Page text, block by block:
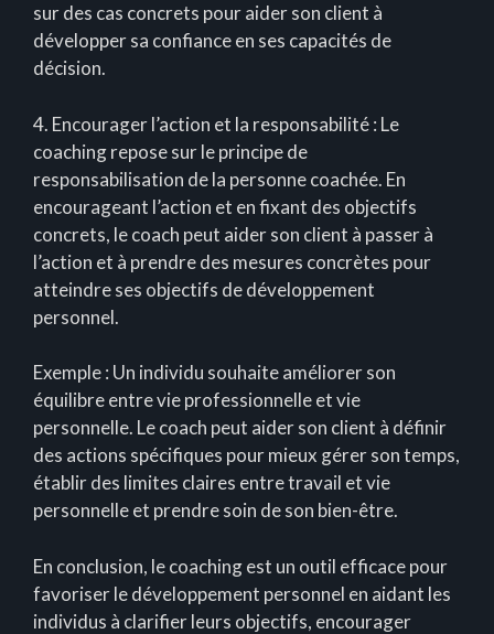
sur des cas concrets pour aider son client à
développer sa confiance en ses capacités de
décision.
4. Encourager l’action et la responsabilité : Le
coaching repose sur le principe de
responsabilisation de la personne coachée. En
encourageant l’action et en fixant des objectifs
concrets, le coach peut aider son client à passer à
l’action et à prendre des mesures concrètes pour
atteindre ses objectifs de développement
personnel.
Exemple : Un individu souhaite améliorer son
équilibre entre vie professionnelle et vie
personnelle. Le coach peut aider son client à définir
des actions spécifiques pour mieux gérer son temps,
établir des limites claires entre travail et vie
personnelle et prendre soin de son bien-être.
En conclusion, le coaching est un outil efficace pour
favoriser le développement personnel en aidant les
individus à clarifier leurs objectifs, encourager